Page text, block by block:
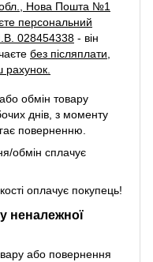
обл., Нова Пошта №1
персональний
028454338 - він
без післяплати
рахунок.
обмін товару
днів, з моменту
поверненню.
обмін сплачує
оплачує покупець!
неналежної
або повернення